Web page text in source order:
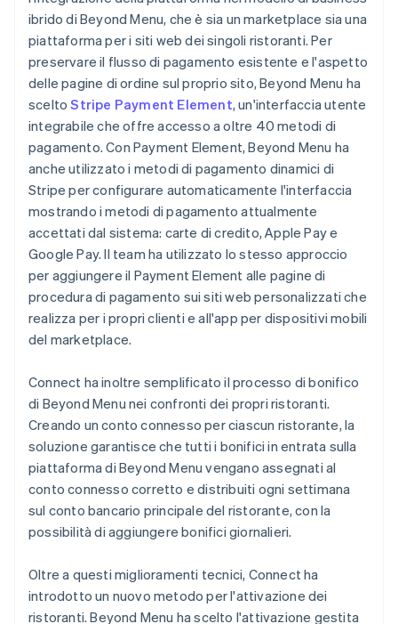
ibrido di Beyond Menu, che è sia un marketplace sia una
piattaforma per i siti web dei singoli ristoranti. Per
preservare il flusso di pagamento esistente e l'aspetto
delle pagine di ordine sul proprio sito, Beyond Menu ha
sceltoStripe Payment Element, un'interfaccia utente
integrabile che offre accesso a oltre 40 metodi di
pagamento. Con Payment Element, Beyond Menu ha
anche utilizzato i metodi di pagamento dinamici di
Stripe per configurare automaticamente l'interfaccia
mostrando i metodi di pagamento attualmente
accettati dal sistema: carte di credito, Apple Pay e
Google Pay. Il team ha utilizzato lo stesso approccio
per aggiungere il Payment Element alle pagine di
procedura di pagamento sui siti web personalizzati che
realizza per i propri clienti e all'app per dispositivi mobili
del marketplace.
Connect ha inoltre semplificato il processo di bonifico
di Beyond Menu nei confronti dei propri ristoranti.
Creando un conto connesso per ciascun ristorante, la
soluzione garantisce che tutti i bonifici in entrata sulla
piattaforma di Beyond Menu vengano assegnati al
conto connesso corretto e distribuiti ogni settimana
sul conto bancario principale del ristorante, con la
possibilità di aggiungere bonifici giornalieri.
Oltre a questi miglioramenti tecnici, Connect ha
introdotto un nuovo metodo per l'attivazione dei
ristoranti. Beyond Menu ha scelto l'attivazione gestita